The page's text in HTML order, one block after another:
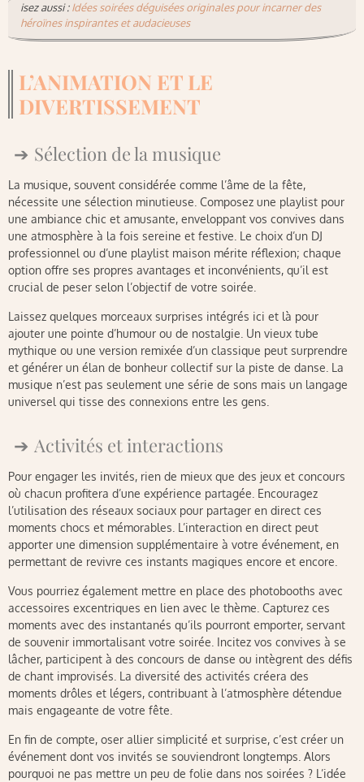
isez aussi :Idées soirées déguisées originales pour incarner des
héroïnes inspirantes et audacieuses
L’ANIMATION ET LE
DIVERTISSEMENT
Sélection de la musique
La musique, souvent considérée comme l’âme de la fête,
nécessite une sélection minutieuse. Composez une playlist pour
une ambiance chic et amusante, enveloppant vos convives dans
une atmosphère à la fois sereine et festive. Le choix d’un DJ
professionnel ou d’une playlist maison mérite réflexion; chaque
option offre ses propres avantages et inconvénients, qu’il est
crucial de peser selon l’objectif de votre soirée.
Laissez quelques morceaux surprises intégrés ici et là pour
ajouter une pointe d’humour ou de nostalgie. Un vieux tube
mythique ou une version remixée d’un classique peut surprendre
et générer un élan de bonheur collectif sur la piste de danse. La
musique n’est pas seulement une série de sons mais un langage
universel qui tisse des connexions entre les gens.
Activités et interactions
Pour engager les invités, rien de mieux que des jeux et concours
où chacun profitera d’une expérience partagée. Encouragez
l’utilisation des réseaux sociaux pour partager en direct ces
moments chocs et mémorables. L’interaction en direct peut
apporter une dimension supplémentaire à votre événement, en
permettant de revivre ces instants magiques encore et encore.
Vous pourriez également mettre en place des photobooths avec
accessoires excentriques en lien avec le thème. Capturez ces
moments avec des instantanés qu’ils pourront emporter, servant
de souvenir immortalisant votre soirée. Incitez vos convives à se
lâcher, participent à des concours de danse ou intègrent des défis
de chant improvisés. La diversité des activités créera des
moments drôles et légers, contribuant à l’atmosphère détendue
mais engageante de votre fête.
En fin de compte, oser allier simplicité et surprise, c’est créer un
événement dont vos invités se souviendront longtemps. Alors
pourquoi ne pas mettre un peu de folie dans nos soirées ? L’idée